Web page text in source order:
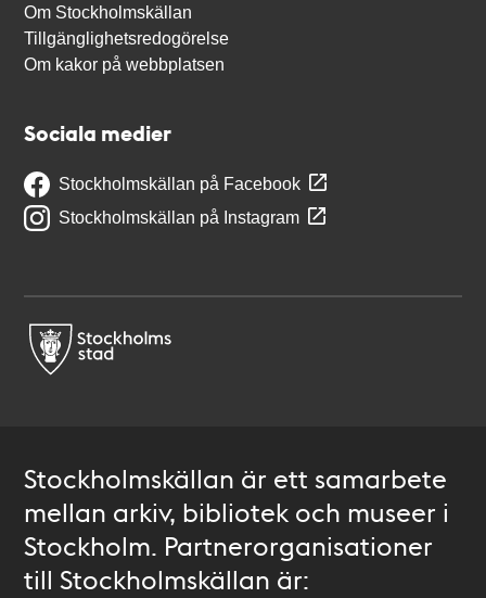
Om Stockholmskällan
Tillgänglighetsredogörelse
Om kakor på webbplatsen
Sociala medier
Stockholmskällan på Facebook
Stockholmskällan på Instagram
Stockholmskällan är ett samarbete
mellan arkiv, bibliotek och museer i
Stockholm. Partnerorganisationer
till Stockholmskällan är: